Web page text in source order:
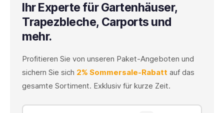
Ihr Experte fürGartenhäuser,
Trapezbleche, Carports und
mehr.
Profitieren Sie von unseren Paket-Angeboten und
sichern Sie sich 2% Sommersale-Rabatt auf das
gesamte Sortiment. Exklusiv für kurze Zeit.